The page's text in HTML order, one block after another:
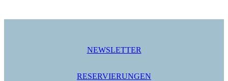
NEWSLETTER
RESERVIERUNGEN